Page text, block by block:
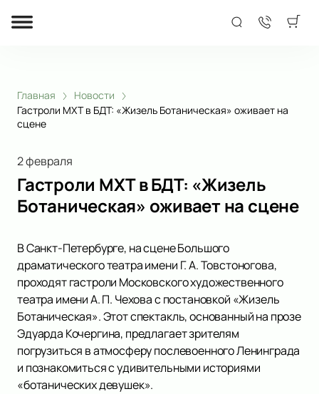
Главная
Новости
Гастроли МХТ в БДТ: «Жизель Ботаническая» оживает на
сцене
2 февраля
Гастроли МХТ в БДТ: «Жизель
Ботаническая» оживает на сцене
В Санкт-Петербурге, на сцене Большого
драматического театра имени Г. А. Товстоногова,
проходят гастроли Московского художественного
театра имени А. П. Чехова с постановкой «Жизель
Ботаническая». Этот спектакль, основанный на прозе
Эдуарда Кочергина, предлагает зрителям
погрузиться в атмосферу послевоенного Ленинграда
и познакомиться с удивительными историями
«ботанических девушек».